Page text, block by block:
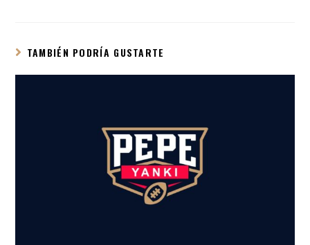
TAMBIÉN PODRÍA GUSTARTE